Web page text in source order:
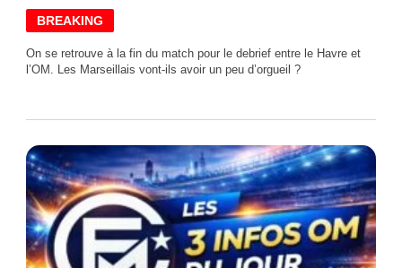
BREAKING
On se retrouve à la fin du match pour le debrief entre le Havre et
l’OM. Les Marseillais vont-ils avoir un peu d’orgueil ?